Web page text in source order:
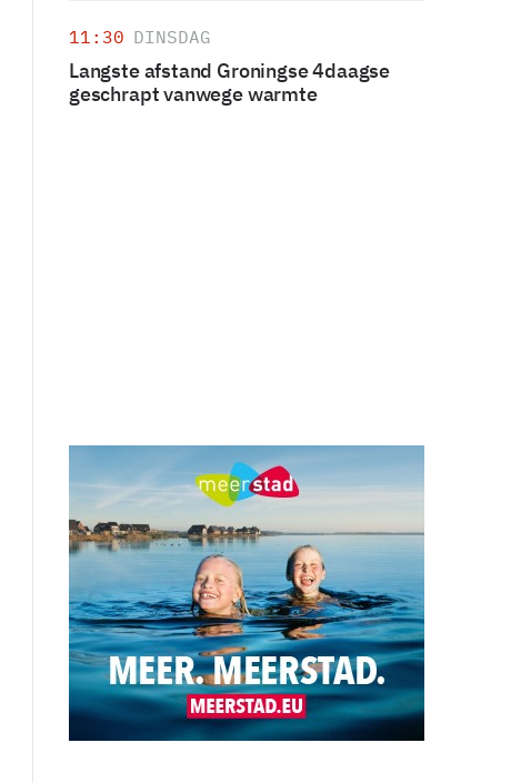
11:30 DINSDAG
Langste afstand Groningse 4daagse
geschrapt vanwege warmte